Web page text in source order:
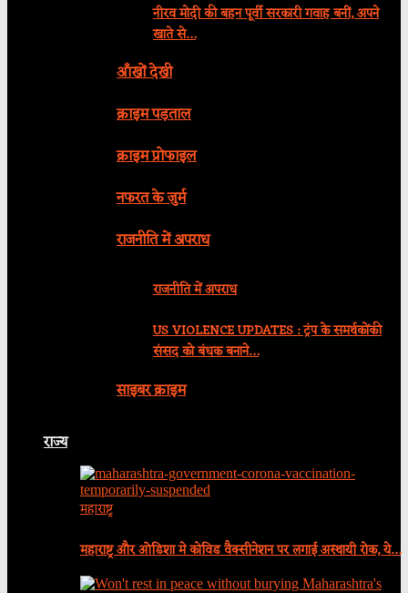
नीरव मोदी की बहन पूर्वी सरकारी गवाह बनीं, अपने
खाते से…
आँखों देखी
क्राइम पड़ताल
क्राइम प्रोफाइल
नफरत के जुर्म
राजनीति में अपराध
राजनीति में अपराध
US VIOLENCE UPDATES : ट्रंप के समर्थकोंकी
संसद को बंधक बनाने…
साइबर क्राइम
राज्य
महाराष्ट्र
महाराष्ट्र और ओडिशा मे कोविड वैक्सीनेशन पर लगाई अस्थायी रोक, ये…